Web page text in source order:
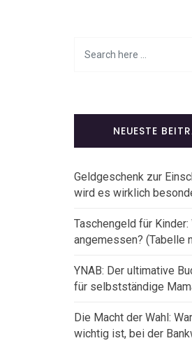
NEUESTE
Geldgeschenk zur
wird es wirklich
Taschengeld für
angemessen? (Tabelle
YNAB: Der ultimative
für selbstständige
Die Macht der Wahl:
wichtig ist, bei der